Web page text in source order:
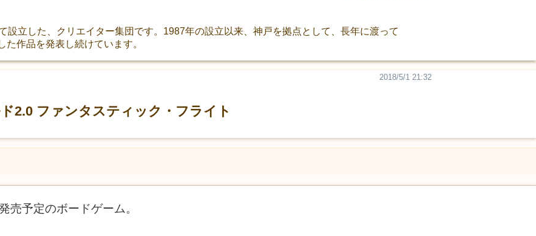
設立した、クリエイター集団です。1987年の設立以来、神戸を拠点として、長年に渡って
た作品を発表し続けています。
2.0 ファンタスティック・フライト
2018/5/1 21:32
売予定のボードゲーム。